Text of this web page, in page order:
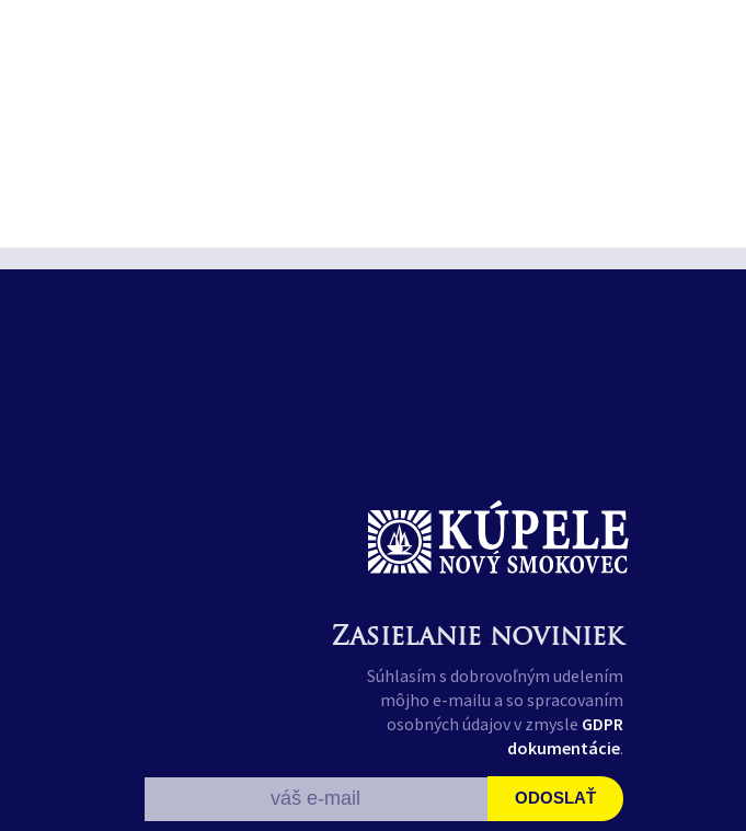
Zasielanie noviniek
Súhlasím s dobrovoľným udelením
môjho e-mailu a so spracovaním
osobných údajov v zmysle GDPR
dokumentácie.
ODOSLAŤ